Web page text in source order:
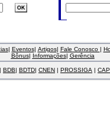
| Eventos| Artigos| Fale Conosco |
Bônus| Informações| Gerência
| BDB| BDTD| CNEN | PROSSIGA |